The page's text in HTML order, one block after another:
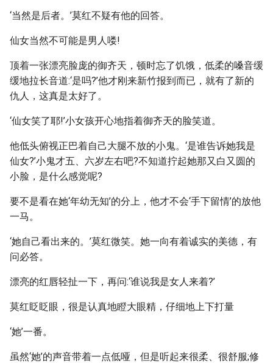
‘当然是后者。’莫红不疑有他的回答。
仙女当然不可能是男人喽!
顶着一张漂亮脸庞的御齐天，顿时忘了饥饿，低柔的嗓音缓
缓地拉长音道:‘是吗?’他才刚来新竹报到而已，就有了新的
仇人，这真是太好了。
‘仙女笑了耶!’小女孩开心地指着御齐天的脸笑道。
他低头俯视正巴着自己大腿不放的小鬼。‘是谁告诉她我是
仙女?’小鬼才五、六岁左右吧?不知道拧起她那又白又圆的
小脸，是什么感觉呢?
要不是看在她‘年幼无知’的分上，他才不会‘手下留情’的放他
一马。
‘她自己看出来的。’莫红微笑。她一向有着诚实的美德，有
问必答。
漂亮的红唇轻扯一下，再问:‘谁说我是女人来着?’
莫红眨眨眼，很是认真地瞪大眼精，仔细地上下打量
‘她’一番。
虽然‘她’的声音带着一点低哑，但是听起来很柔、很舒服;修